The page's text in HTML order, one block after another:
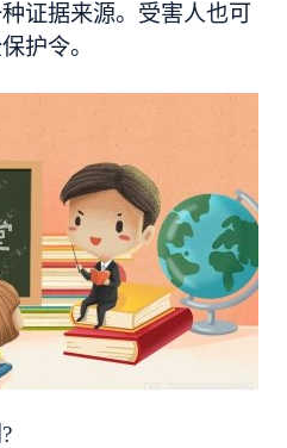
证据来源。受害人也可
护令。